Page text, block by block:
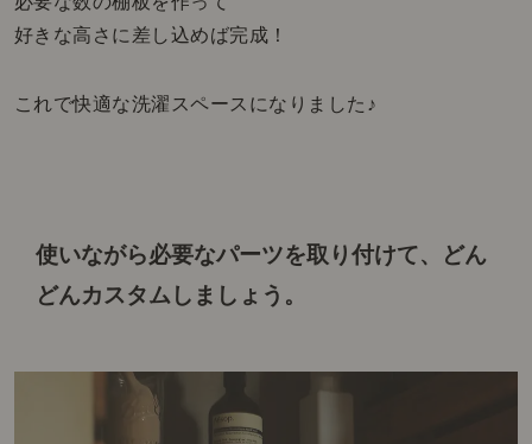
好きな高さに差し込めば完成！
これで快適な洗濯スペースになりました♪
使いながら必要なパーツを取り付けて、
どん
どんカスタムしましょう。